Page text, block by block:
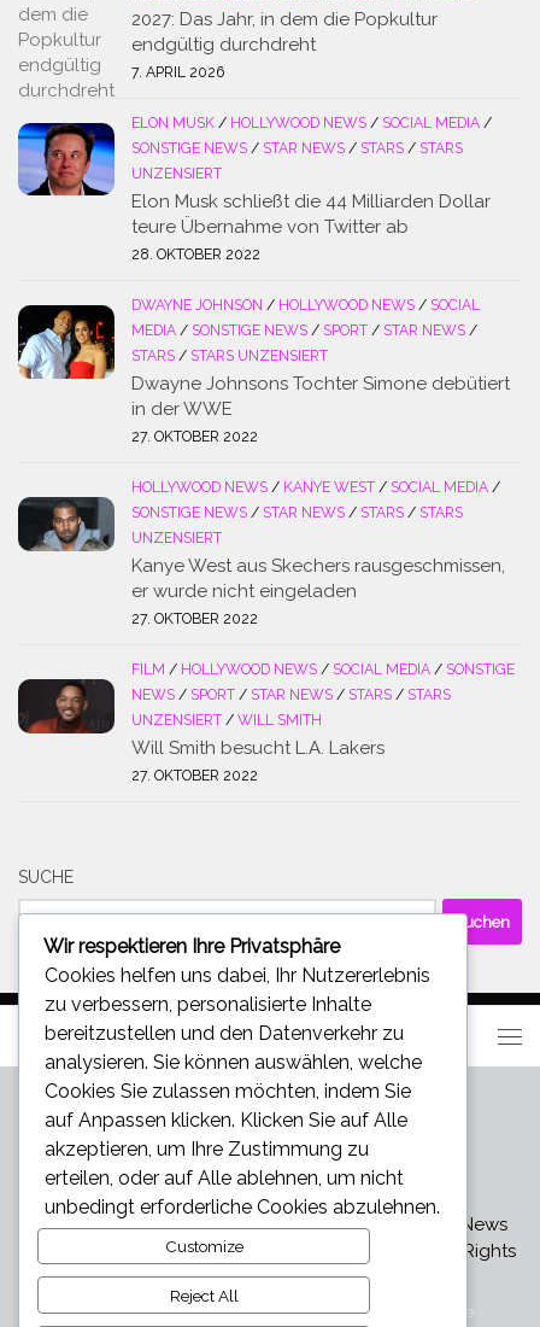
2027: Das Jahr, in dem die Popkultur
endgültig durchdreht
7. APRIL 2026
ELON MUSK / HOLLYWOOD NEWS / SOCIAL MEDIA /
SONSTIGE NEWS / STAR NEWS / STARS / STARS
UNZENSIERT
Elon Musk schließt die 44 Milliarden Dollar
teure Übernahme von Twitter ab
28. OKTOBER 2022
DWAYNE JOHNSON / HOLLYWOOD NEWS / SOCIAL
MEDIA / SONSTIGE NEWS / SPORT / STAR NEWS /
STARS / STARS UNZENSIERT
Dwayne Johnsons Tochter Simone debütiert
in der WWE
27. OKTOBER 2022
HOLLYWOOD NEWS / KANYE WEST / SOCIAL MEDIA /
SONSTIGE NEWS / STAR NEWS / STARS / STARS
UNZENSIERT
Kanye West aus Skechers rausgeschmissen,
er wurde nicht eingeladen
27. OKTOBER 2022
FILM / HOLLYWOOD NEWS / SOCIAL MEDIA / SONSTIGE
NEWS / SPORT / STAR NEWS / STARS / STARS
UNZENSIERT / WILL SMITH
Will Smith besucht L.A. Lakers
27. OKTOBER 2022
SUCHE
Suchen
nach:
Star und Promi News - Aktuelle Bilder, Videos und News
über den neuesten Klatsch und Tratsch © 2026. All Rights
Reserved.
Präsentiert von - Entworfen mit demHueman-Theme
Wir respektieren Ihre Privatsphäre
Cookies helfen uns dabei, Ihr Nutzererlebnis
zu verbessern, personalisierte Inhalte
bereitzustellen und den Datenverkehr zu
analysieren. Sie können auswählen, welche
Cookies Sie zulassen möchten, indem Sie
auf Anpassen klicken. Klicken Sie auf Alle
akzeptieren , um Ihre Zustimmung zu
erteilen, oder auf Alle ablehnen , um nicht
unbedingt erforderliche Cookies abzulehnen.
Customize
Reject All